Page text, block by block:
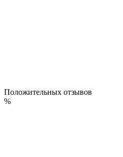
Положительных отзывов
%